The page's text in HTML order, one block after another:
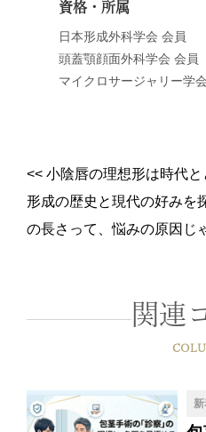
資格・所属
日本形成外科学会 会員
頭蓋顎顔面外科学会 会員
マイクロサージャリー学
<<小陰唇の理想形は時代
形成の歴史と現代の好みを
の長さって、悩みの原因じ
関連